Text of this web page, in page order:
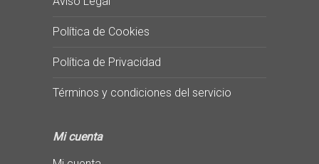
Política de Cookies
Política de Privacidad
Términos y condiciones del servicio
Mi cuenta